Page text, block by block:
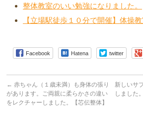
整体教室のいい勉強になりました。
【立場駅徒歩１０分で開催】体操教
Facebook Hatena twitter
← 赤ちゃん（１歳未満）も身体の張り
があります。ご両親に柔らかさの違い
をレクチャーしました。【芯伝整体】
新しいサ
しました